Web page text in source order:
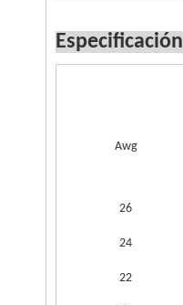
Especificación
Awg
26
24
22